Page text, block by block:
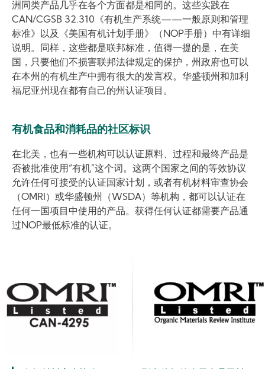
洲同类产品几乎在各个方面都是相同的。这些实践在
CAN/CGSB 32.310《有机生产系统——一般原则和管理
标准》以及《美国有机计划手册》（NOP手册）中有详细
说明。同样，这些都是联邦标准，值得一提的是，在美
国，只要他们不损害联邦法律规定的保护，州政府也可以
在本州的有机生产中拥有很大的发言权。华盛顿州和加利
福尼亚州现在都有自己的州认证项目。
有机食品和消耗品的社区标识
在北美，也有一些机构可以认证原料、过程和最终产品是
否被批准使用“有机”这个词。这两个国家之间的等效协议
允许任何可接受的认证国家计划，或者有机材料审查协会
（OMRI）或华盛顿州（WSDA）等机构，都可以认证在
任何一国项目中使用的产品。获得任何认证都需要产品通
过NOP最低标准的认证。